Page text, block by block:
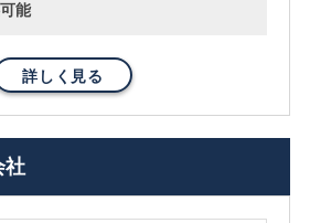
能
詳しく見る
社